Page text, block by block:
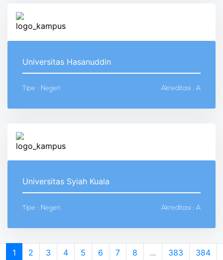
Universitas Hasanuddin
Tipe : Negeri Akreditasi : A
Universitas Syiah Kuala
Tipe : Negeri Akreditasi : A
1 2 3 4 5 6 7 8 ... 383 384